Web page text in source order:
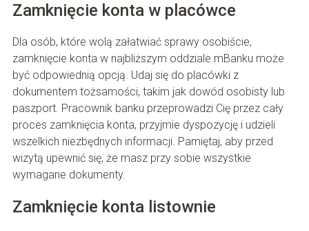
Zamknięcie konta w placówce
Dla osób, które wolą załatwiać sprawy osobiście,
zamknięcie konta w najbliższym oddziale mBanku może
być odpowiednią opcją. Udaj się do placówki z
dokumentem tożsamości, takim jak dowód osobisty lub
paszport. Pracownik banku przeprowadzi Cię przez cały
proces zamknięcia konta, przyjmie dyspozycję i udzieli
wszelkich niezbędnych informacji. Pamiętaj, aby przed
wizytą upewnić się, że masz przy sobie wszystkie
wymagane dokumenty.
Zamknięcie konta listownie